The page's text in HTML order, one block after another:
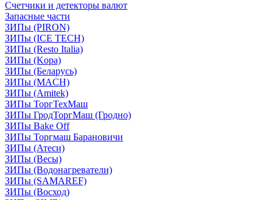
Счетчики и детекторы валют
Запасные части
ЗИПы (PIRON)
ЗИПы (ICE TECH)
ЗИПы (Resto Italia)
ЗИПы (Kopa)
ЗИПы (Беларусь)
ЗИПы (MACH)
ЗИПы (Amitek)
ЗИПы ТоргТехМаш
ЗИПы ГродТоргМаш (Гродно)
ЗИПы Bake Off
ЗИПы Торгмаш Барановичи
ЗИПы (Атеси)
ЗИПы (Весы)
ЗИПы (Водонагреватели)
ЗИПы (SAMAREF)
ЗИПы (Восход)